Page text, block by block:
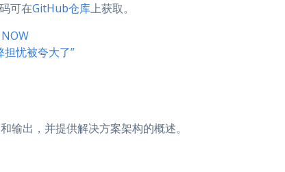
可在GitHub仓库上获取。
忧被夸大了”
输出，并提供解决方案架构的概述。